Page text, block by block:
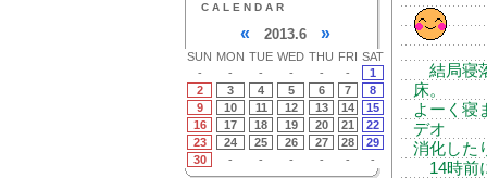
CALENDAR
« 2013.6 »
SUN MON TUE WED THU FRI SAT
-
- - - - -
1
2
3 4 5 6 7
8
9
10 11 12 13 14
15
16
17 18 19 20 21
22
23
24 25 26 27 28
29
30
- - - - - -
結局寝
床。
よーく寝
デオ
消化した
14時前